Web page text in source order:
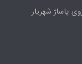
پاساژ شهریار